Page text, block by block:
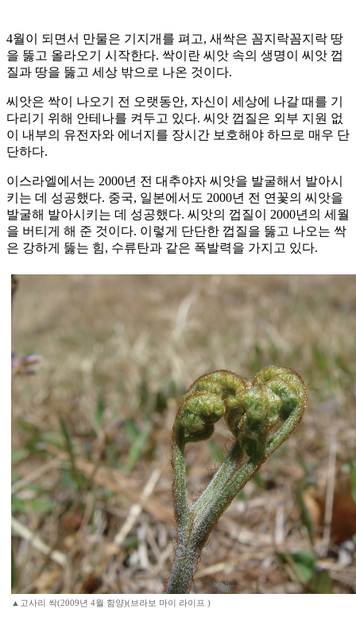
4월이 되면서 만물은 기지개를 펴고, 새싹은 꼼지락꼼지락 땅
을 뚫고 올라오기 시작한다. 싹이란 씨앗 속의 생명이 씨앗 껍
질과 땅을 뚫고 세상 밖으로 나온 것이다.
씨앗은 싹이 나오기 전 오랫동안, 자신이 세상에 나갈 때를 기
다리기 위해 안테나를 켜두고 있다. 씨앗 껍질은 외부 지원 없
이 내부의 유전자와 에너지를 장시간 보호해야 하므로 매우 단
단하다.
이스라엘에서는 2000년 전 대추야자 씨앗을 발굴해서 발아시
키는 데 성공했다. 중국, 일본에서도 2000년 전 연꽃의 씨앗을
발굴해 발아시키는 데 성공했다. 씨앗의 껍질이 2000년의 세월
을 버티게 해 준 것이다. 이렇게 단단한 껍질을 뚫고 나오는 싹
은 강하게 뚫는 힘, 수류탄과 같은 폭발력을 가지고 있다.
▲고사리 싹(2009년 4월 함양)(브라보 마이 라이프 )